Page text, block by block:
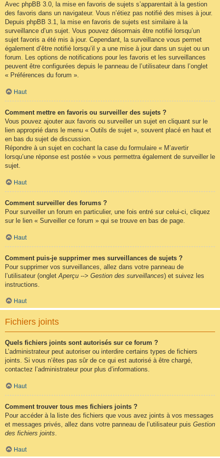
Avec phpBB 3.0, la mise en favoris de sujets s’apparentait à la gestion
des favoris dans un navigateur. Vous n’étiez pas notifié des mises à jour.
Depuis phpBB 3.1, la mise en favoris de sujets est similaire à la
surveillance d’un sujet. Vous pouvez désormais être notifié lorsqu’un
sujet favoris a été mis à jour. Cependant, la surveillance vous permet
également d’être notifié lorsqu’il y a une mise à jour dans un sujet ou un
forum. Les options de notifications pour les favoris et les surveillances
peuvent être configurées depuis le panneau de l’utilisateur dans l’onglet
« Préférences du forum ».
Haut
Comment mettre en favoris ou surveiller des sujets ?
Vous pouvez ajouter aux favoris ou surveiller un sujet en cliquant sur le
lien approprié dans le menu « Outils de sujet », souvent placé en haut et
en bas du sujet de discussion.
Répondre à un sujet en cochant la case du formulaire « M’avertir
lorsqu’une réponse est postée » vous permettra également de surveiller le
sujet.
Haut
Comment surveiller des forums ?
Pour surveiller un forum en particulier, une fois entré sur celui-ci, cliquez
sur le lien « Surveiller ce forum » qui se trouve en bas de page.
Haut
Comment puis-je supprimer mes surveillances de sujets ?
Pour supprimer vos surveillances, allez dans votre panneau de
l’utilisateur (onglet Aperçu --> Gestion des surveillances) et suivez les
instructions.
Haut
Fichiers joints
Quels fichiers joints sont autorisés sur ce forum ?
L’administrateur peut autoriser ou interdire certains types de fichiers
joints. Si vous n’êtes pas sûr de ce qui est autorisé à être chargé,
contactez l’administrateur pour plus d’informations.
Haut
Comment trouver tous mes fichiers joints ?
Pour accéder à la liste des fichiers que vous avez joints à vos messages
et messages privés, allez dans votre panneau de l’utilisateur puis Gestion
des fichiers joints
Haut